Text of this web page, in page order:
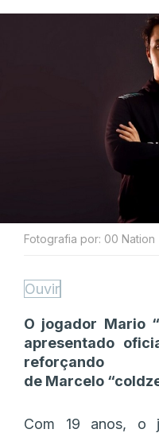
Fotografia por: 00 Nation
Ouvir
O jogador Mario
apresentado
de Marcelo
Com 19 anos, o